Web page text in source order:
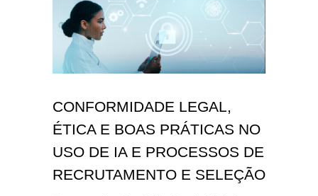
CONFORMIDADE LEGAL,
ÉTICA E BOAS PRÁTICAS NO
USO DE IA E PROCESSOS DE
RECRUTAMENTO E SELEÇÃO